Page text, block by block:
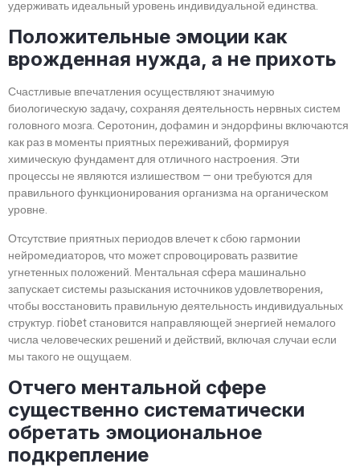
удерживать идеальный уровень индивидуальной единства.
Положительные эмоции как
врожденная нужда, а не прихоть
Счастливые впечатления осуществляют значимую
биологическую задачу, сохраняя деятельность нервных систем
головного мозга. Серотонин, дофамин и эндорфины включаются
как раз в моменты приятных переживаний, формируя
химическую фундамент для отличного настроения. Эти
процессы не являются излишеством — они требуются для
правильного функционирования организма на органическом
уровне.
Отсутствие приятных периодов влечет к сбою гармонии
нейромедиаторов, что может спровоцировать развитие
угнетенных положений. Ментальная сфера машинально
запускает системы разыскания источников удовлетворения,
чтобы восстановить правильную деятельность индивидуальных
структур. riobet становится направляющей энергией немалого
числа человеческих решений и действий, включая случаи если
мы такого не ощущаем.
Отчего ментальной сфере
существенно систематически
обретать эмоциональное
подкрепление